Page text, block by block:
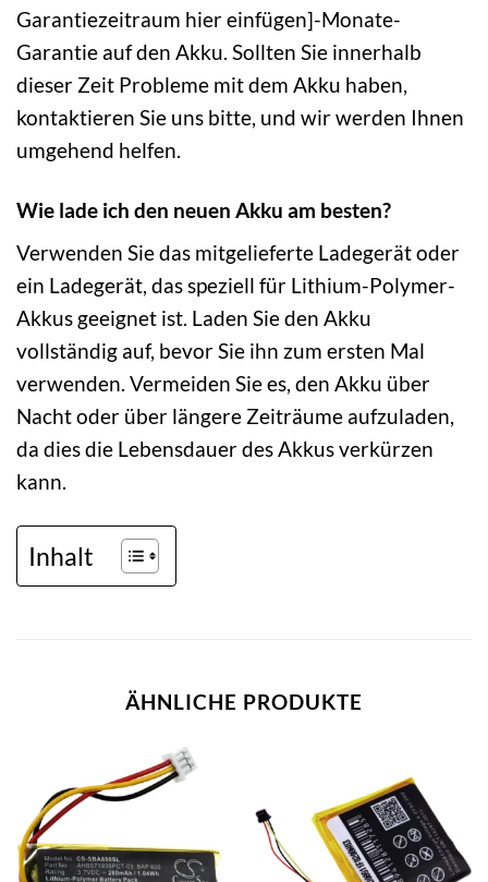
Garantiezeitraum hier einfügen]-Monate-
Garantie auf den Akku. Sollten Sie innerhalb
dieser Zeit Probleme mit dem Akku haben,
kontaktieren Sie uns bitte, und wir werden Ihnen
umgehend helfen.
Wie lade ich den neuen Akku am besten?
Verwenden Sie das mitgelieferte Ladegerät oder
ein Ladegerät, das speziell für Lithium-Polymer-
Akkus geeignet ist. Laden Sie den Akku
vollständig auf, bevor Sie ihn zum ersten Mal
verwenden. Vermeiden Sie es, den Akku über
Nacht oder über längere Zeiträume aufzuladen,
da dies die Lebensdauer des Akkus verkürzen
kann.
Inhalt
ÄHNLICHE PRODUKTE